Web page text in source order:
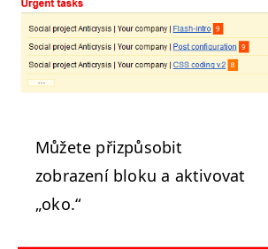
Můžete přizpů­so­bit
zobrazení bloku a aktivo­vat
„oko.“